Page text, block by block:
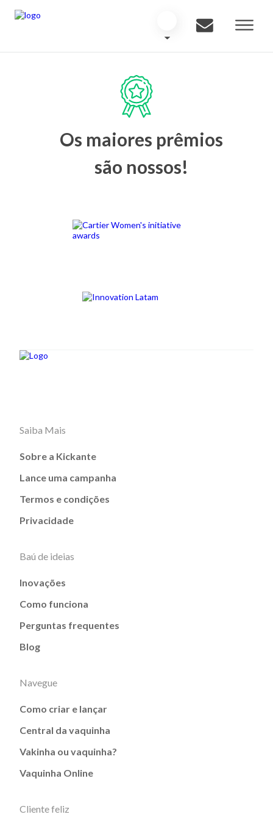
Os maiores prêmios
são nossos!
Saiba Mais
Sobre a Kickante
Lance uma campanha
Termos e condições
Privacidade
Baú de ideias
Inovações
Como funciona
Perguntas frequentes
Blog
Navegue
Como criar e lançar
Central da vaquinha
Vakinha ou vaquinha?
Vaquinha Online
Cliente feliz